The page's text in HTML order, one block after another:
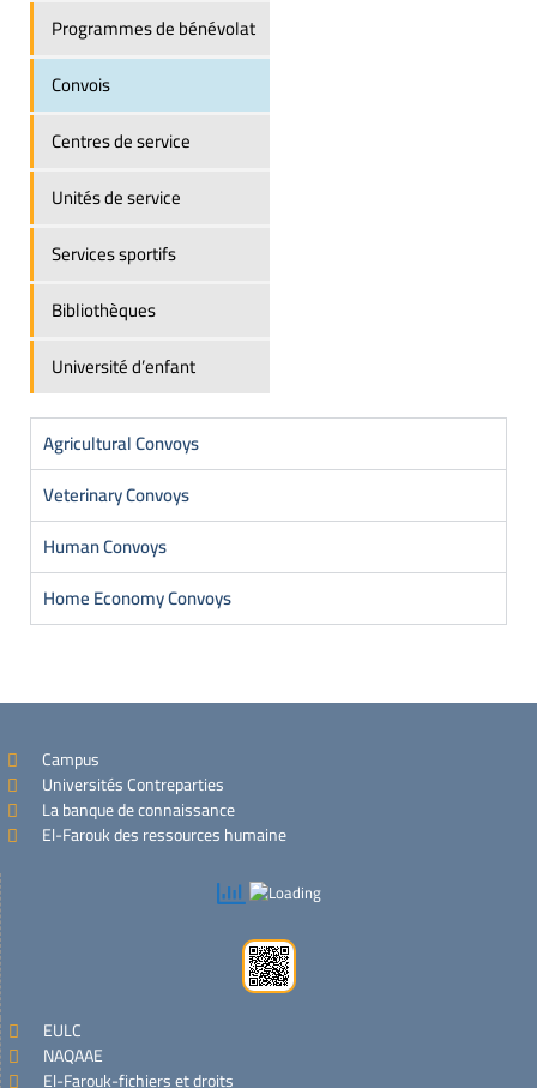
Programmes de bénévolat
Convois
Centres de service
Unités de service
Services sportifs
Bibliothèques
Université d’enfant
Agricultural Convoys
Veterinary Convoys
Human Convoys
Home Economy Convoys
Campus
Universités Contreparties
La banque de connaissance
El-Farouk des ressources humaine
EULC
NAQAAE
El-Farouk-fichiers et droits